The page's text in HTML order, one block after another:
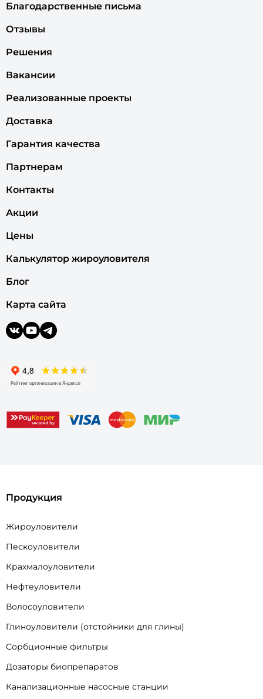
Благодарственные письма
Отзывы
Решения
Вакансии
Реализованные проекты
Доставка
Гарантия качества
Партнерам
Контакты
Акции
Цены
Калькулятор жироуловителя
Блог
Карта сайта
Продукция
Жироуловители
Пескоуловители
Крахмалоуловители
Нефтеуловители
Волосоуловители
Глиноуловители (отстойники для глины)
Сорбционные фильтры
Дозаторы биопрепаратов
Канализационные насосные станции